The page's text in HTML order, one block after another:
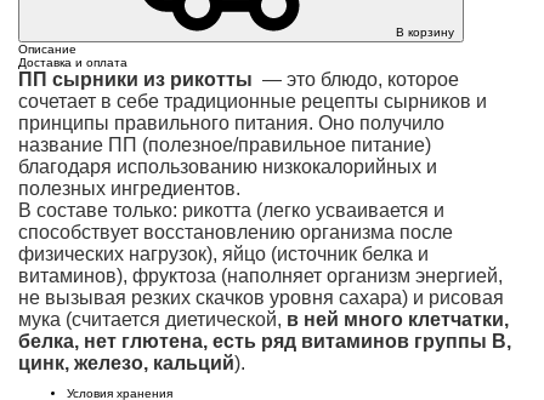
В корзину
Описание
Доставка и оплата
ПП сырники из рикотты — это блюдо, которое
сочетает в себе традиционные рецепты сырников и
принципы правильного питания. Оно получило
название ПП (полезное/правильное питание)
благодаря использованию низкокалорийных и
полезных ингредиентов.
В составе только: рикотта (легко усваивается и
способствует восстановлению организма после
физических нагрузок), яйцо (источник белка и
витаминов), фруктоза (наполняет организм энергией,
не вызывая резких скачков уровня сахара) и рисовая
мука (считается диетической, в ней много клетчатки,
белка, нет глютена, есть ряд витаминов группы B,
цинк, железо, кальций).
Условия хранения